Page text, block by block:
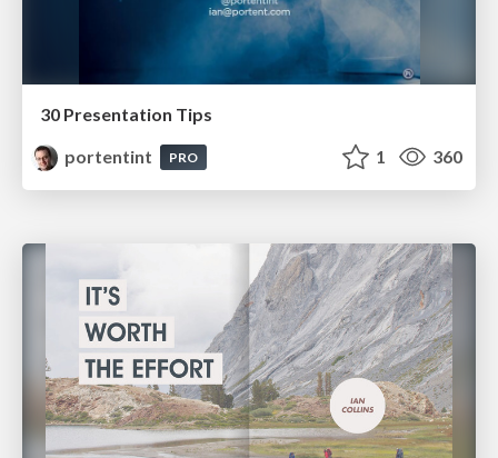
30 Presentation Tips
portentint
PRO 1 360